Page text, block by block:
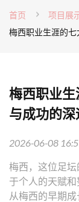
首页
项目展
梅西职业生涯的
梅西职业
与成功的
2026-06-08
梅西，这位足
于个人的天赋和
从梅西的早期